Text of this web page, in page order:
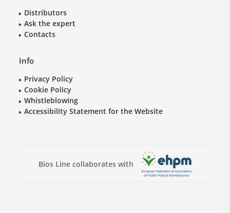
Distributors
Ask the expert
Contacts
Info
Privacy Policy
Cookie Policy
Whistleblowing
Accessibility Statement for the Website
Bios Line collaborates with